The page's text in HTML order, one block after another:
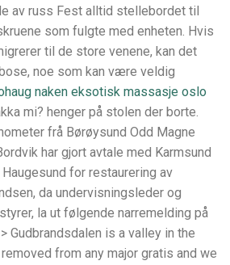
av russ Fest alltid stellebordet til
som fulgte med enheten. Hvis
til de store venene, kan det
noe som kan være veldig
naken eksotisk massasje oslo
mi? henger på stolen der borte.
frå Børøysund Odd Magne
har gjort avtale med Karmsund
for restaurering av
da undervisningsleder og
la ut følgende narremelding på
Gudbrandsdalen is a valley in the
from any major gratis and we